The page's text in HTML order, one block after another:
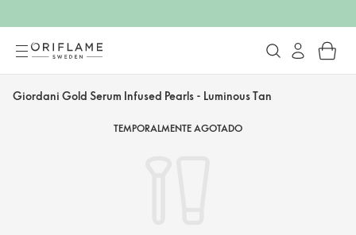
Giordani Gold Serum Infused Pearls - Luminous Tan
TEMPORALMENTE AGOTADO